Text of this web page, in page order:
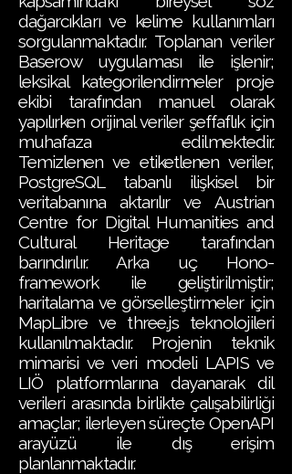
dağarcıkları ve kelime kullanımları
sorgulanmaktadır. Toplanan veriler
Baserow uygulaması ile işlenir;
leksikal kategorilendirmeler proje
ekibi tarafından manuel olarak
yapılırken orijinal veriler şeffaflık için
muhafaza edilmektedir.
Temizlenen ve etiketlenen veriler,
PostgreSQL tabanlı ilişkisel bir
veritabanına aktarılır ve Austrian
Centre for Digital Humanities and
Cultural Heritage tarafından
barındırılır. Arka uç Hono-
framework ile geliştirilmiştir;
haritalama ve görselleştirmeler için
MapLibre ve three.js teknolojileri
kullanılmaktadır. Projenin teknik
mimarisi ve veri modeli LAPIS ve
LIÖ platformlarına dayanarak dil
verileri arasında birlikte çalışabilirliği
amaçlar; ilerleyen süreçte OpenAPI
arayüzü ile dış erişim
planlanmaktadır.